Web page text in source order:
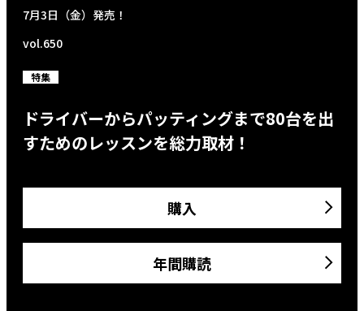
7月3日（金）発売！
vol.650
特集
ドライバーからパッティングまで80台を出
すためのレッスンを総力取材！
購入
年間購読